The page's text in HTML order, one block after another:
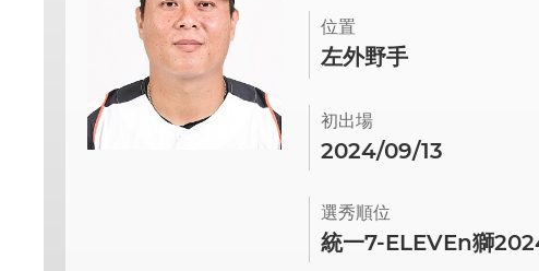
位置
左外野手
初出場
2024/09/13
選秀順位
統一7-ELEVEn獅